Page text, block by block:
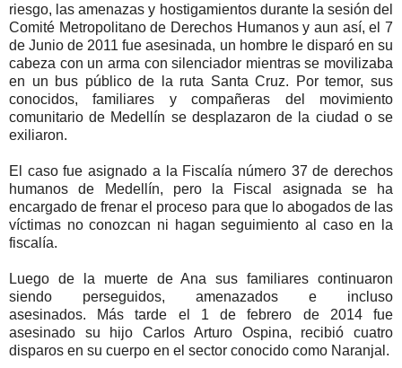
riesgo, las amenazas y hostigamientos durante la sesión del
Comité Metropolitano de Derechos Humanos y aun así, el 7
de Junio de 2011 fue asesinada, un hombre le disparó en su
cabeza con un arma con silenciador mientras se movilizaba
en un bus público de la ruta Santa Cruz. Por temor, sus
conocidos, familiares y compañeras del movimiento
comunitario de Medellín se desplazaron de la ciudad o se
exiliaron.
El caso fue asignado a la Fiscalía número 37 de derechos
humanos de Medellín, pero la Fiscal asignada se ha
encargado de frenar el proceso para que lo abogados de las
víctimas no conozcan ni hagan seguimiento al caso en la
fiscalía.
Luego de la muerte de Ana sus familiares continuaron
siendo perseguidos, amenazados e incluso
asesinados.
Más tarde el 1 de febrero de 2014 fue
asesinado su hijo Carlos Arturo Ospina, recibió cuatro
disparos en su cuerpo en el sector conocido como Naranjal.